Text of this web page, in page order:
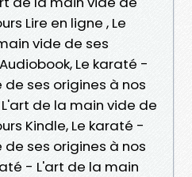
Lire en ligne , Le
vide de ses
Le karaté -
ses origines à nos
de la main vide de
Kindle, Le karaté -
ses origines à nos
- L'art de la main